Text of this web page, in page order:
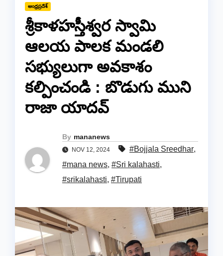
ఆంధ్రప్రదేశ్
శ్రీకాళహస్తీశ్వర స్వామి
ఆలయ పాలక మండలి
సభ్యులుగా అవకాశం
కల్పించండి : బొడుగు ముని
రాజా యాదవ్
By mananews
NOV 12, 2024 #Bojjala Sreedhar,
#mana news, #Sri kalahasti,
#srikalahasti, #Tirupati